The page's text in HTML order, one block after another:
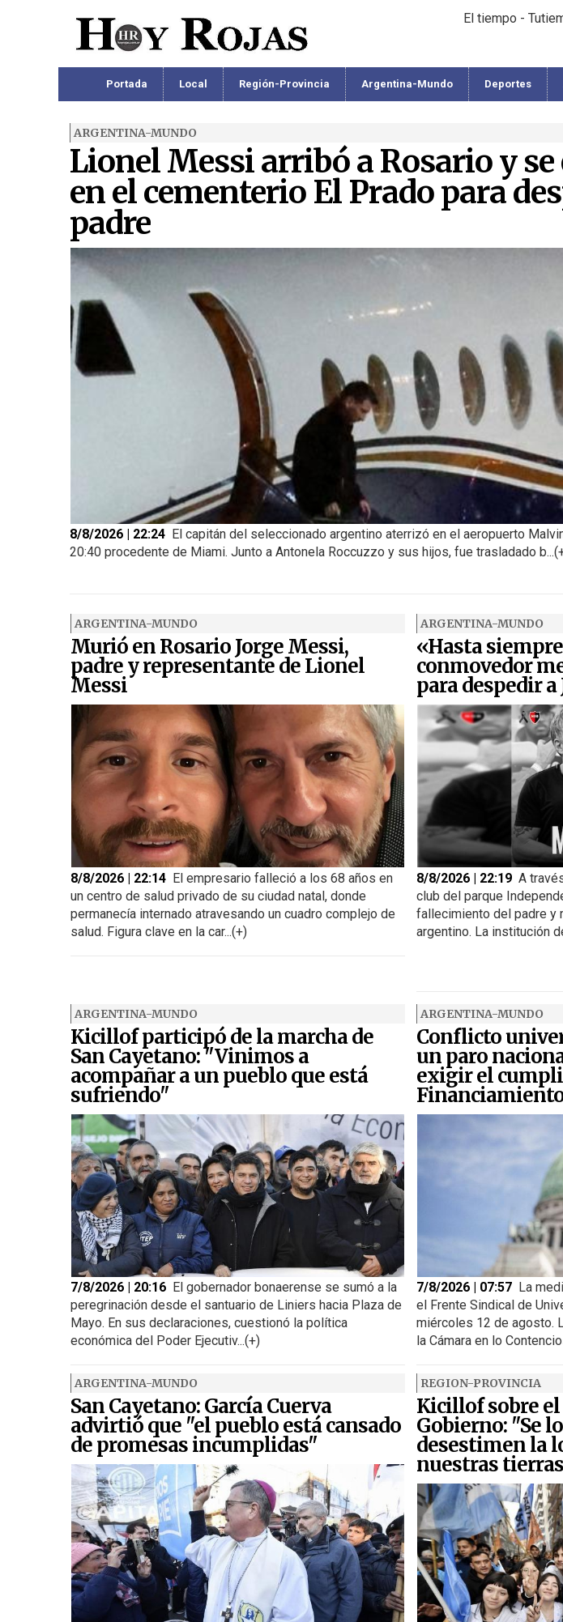
El tiempo -
Portada Local Región-Provincia Argentina-Mundo Deportes
ARGENTINA-MUNDO
Lionel Messi arribó a Rosario y
en el cementerio El Prado para
padre
8/8/2026 | 22:24 El capitán del seleccionado argentino aterrizó en el aeropuerto
20:40 procedente de Miami. Junto a Antonela Roccuzzo y sus hijos, fue trasladado
ARGENTINA-MUNDO
Murió en Rosario Jorge Messi,
padre y representante de Lionel
Messi
8/8/2026 | 22:14 El empresario falleció a los 68 años en
un centro de salud privado de su ciudad natal, donde
permanecía internado atravesando un cuadro complejo de
salud. Figura clave en la car...(+)
ARGENTINA-MUNDO
«Hasta
conmovedor
para despedir
8/8/2026 | 22:19 A
club del parque
fallecimiento del padre y
argentino. La institución
ARGENTINA-MUNDO
Kicillof participó de la marcha de
San Cayetano: "Vinimos a
acompañar a un pueblo que está
sufriendo"
7/8/2026 | 20:16 El gobernador bonaerense se sumó a la
peregrinación desde el santuario de Liniers hacia Plaza de
Mayo. En sus declaraciones, cuestionó la política
económica del Poder Ejecutiv...(+)
ARGENTINA-MUNDO
San Cayetano: García Cuerva
advirtió que "el pueblo está cansado
de promesas incumplidas"
ARGENTINA-MUNDO
Conflicto
un paro
exigir el
7/8/2026 | 07:57 La
el Frente Sindical de
miércoles 12 de agosto.
la Cámara en lo
REGION-PROVINCIA
Kicillof sobre
Gobierno: "Se
desestimen la
nuestras